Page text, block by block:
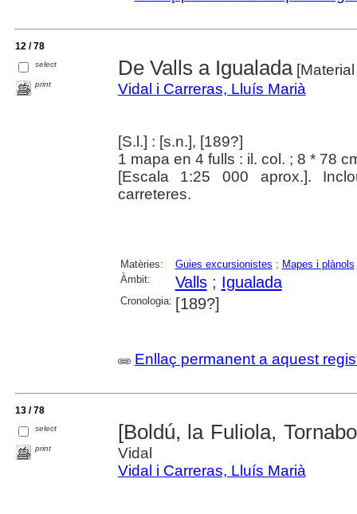
12 / 78
select
print
De Valls a Igualada
Vidal i Carreras, Lluís Marià
[S.l.] : [s.n.], [189?]
1 mapa en 4 fulls : il. col. ; 8 * 78
[Escala 1:25 000 aprox.].
carreteres.
Matèries: Guies excursionistes ; Mapes i plànols
Àmbit:
Valls; Igualada
Cronologia: [189?]
Enllaç permanent a aquest
13 / 78
select
print
[Boldú, la Fuliola,
Vidal
Vidal i Carreras, Lluís Marià